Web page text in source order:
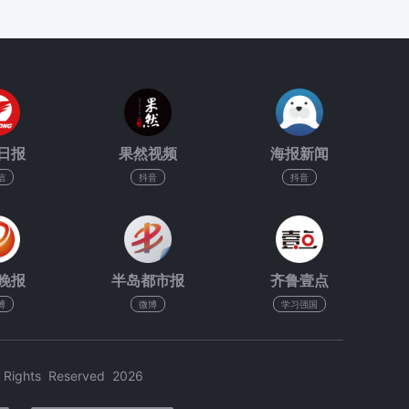
报 果然视频
抖音
海报新闻
抖音
报 半岛都市报
微博
齐鲁壹点
学习强国
Reserved 2026